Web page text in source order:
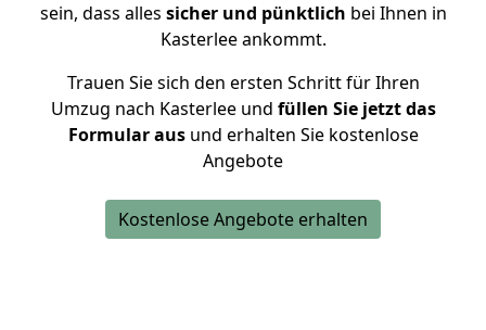
sein, dass alles sicher und pünktlich bei Ihnen in
Kasterlee ankommt.
Trauen Sie sich den ersten Schritt für Ihren
Umzug nach Kasterlee und füllen Sie jetzt das
Formular ausund erhalten Sie kostenlose
Angebote
Kostenlose Angebote erhalten